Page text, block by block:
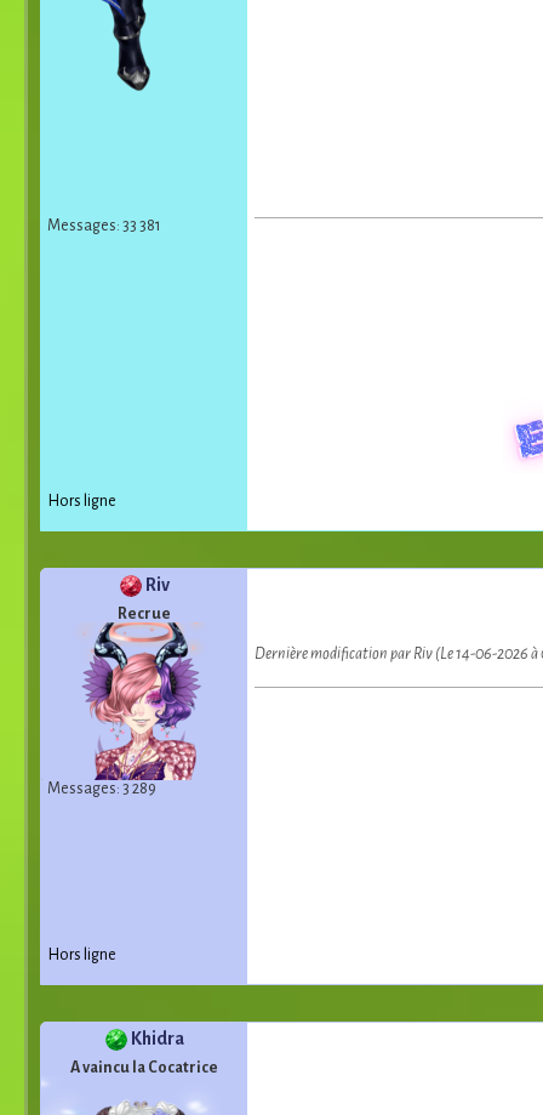
Messages: 33 381
Hors ligne
Riv
Recrue
Messages: 3 289
Dernière modification par Riv (Le 14-06-2026 à
Hors ligne
Khidra
A vaincu la Cocatrice